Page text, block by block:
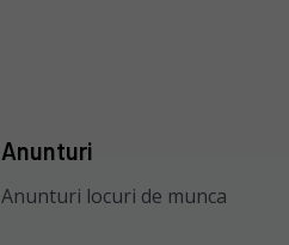
Anunturi
Anunturi locuri de munca